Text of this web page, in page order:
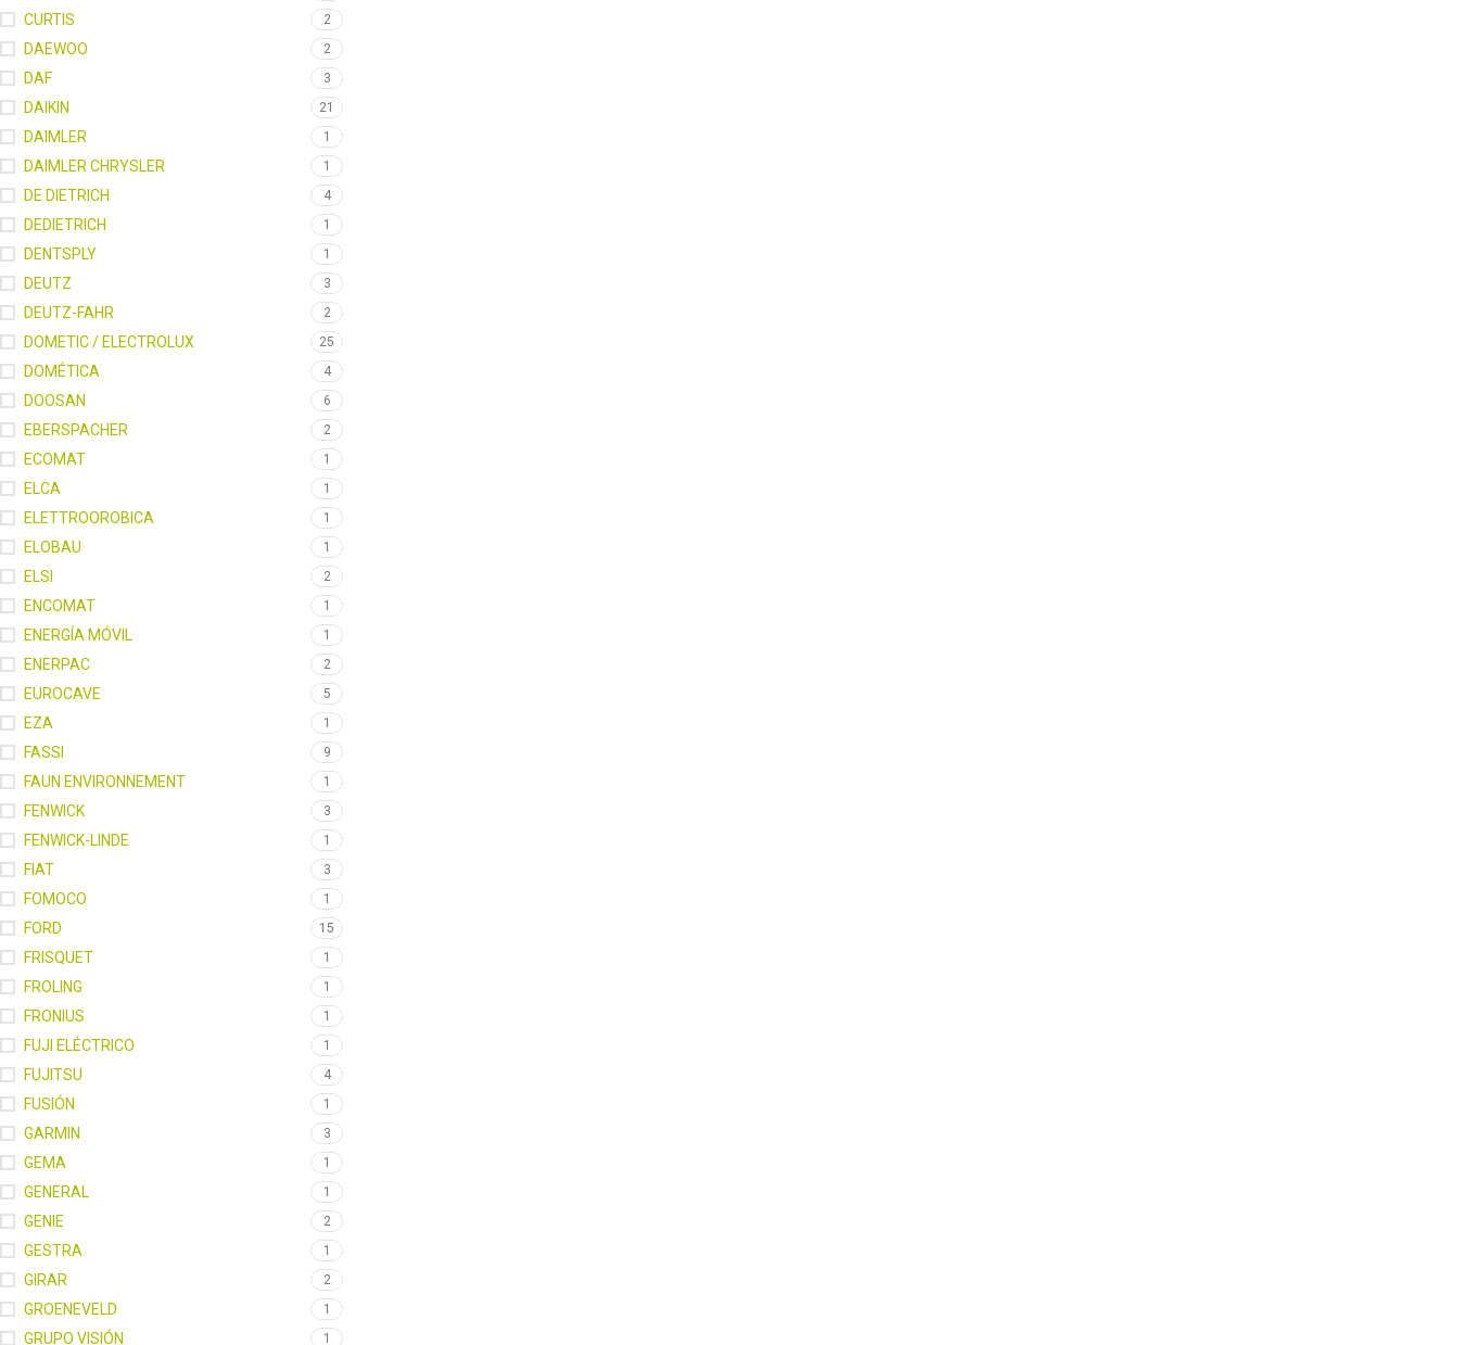
CURTIS 2
DAEWOO 2
DAF 3
DAIKIN 21
DAIMLER 1
DAIMLER CHRYSLER 1
DE DIETRICH 4
DEDIETRICH 1
DENTSPLY 1
DEUTZ 3
DEUTZ-FAHR 2
DOMETIC / ELECTROLUX 25
DOMÉTICA 4
DOOSAN 6
EBERSPACHER 2
ECOMAT 1
ELCA 1
ELETTROOROBICA 1
ELOBAU 1
ELSI 2
ENCOMAT 1
ENERGÍA MÓVIL 1
ENERPAC 2
EUROCAVE 5
EZA 1
FASSI 9
FAUN ENVIRONNEMENT 1
FENWICK 3
FENWICK-LINDE 1
FIAT 3
FOMOCO 1
FORD 15
FRISQUET 1
FROLING 1
FRONIUS 1
FUJI ELÉCTRICO 1
FUJITSU 4
FUSIÓN 1
GARMIN 3
GEMA 1
GENERAL 1
GENIE 2
GESTRA 1
GIRAR 2
GROENEVELD 1
GRUPO VISIÓN 1